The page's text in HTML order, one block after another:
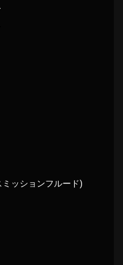
ッションフルード)